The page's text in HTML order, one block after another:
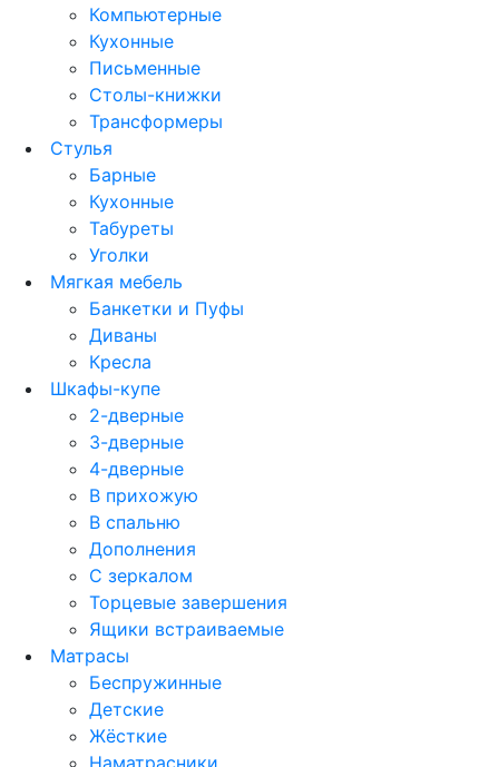
Компьютерные
Кухонные
Письменные
Столы-книжки
Трансформеры
Стулья
Барные
Кухонные
Табуреты
Уголки
Мягкая мебель
Банкетки и Пуфы
Диваны
Кресла
Шкафы-купе
2-дверные
3-дверные
4-дверные
В прихожую
В спальню
Дополнения
С зеркалом
Торцевые завершения
Ящики встраиваемые
Матрасы
Беспружинные
Детские
Жёсткие
Наматрасники